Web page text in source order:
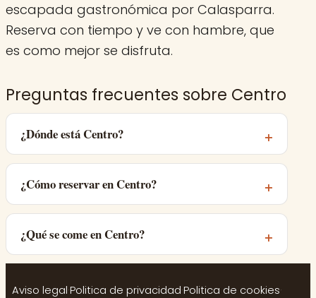
escapada gastronómica por Calasparra.
Reserva con tiempo y ve con hambre, que
es como mejor se disfruta.
Preguntas frecuentes sobre Centro
¿Dónde está Centro?
¿Cómo reservar en Centro?
¿Qué se come en Centro?
Aviso legal·Politica de privacidad·Politica de cookies·